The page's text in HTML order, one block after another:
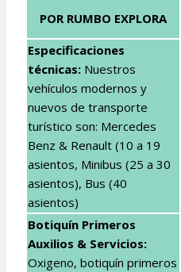
POR RUMBO EXPLORA
Especificaciones
técnicas: Nuestros
vehículos modernos y
nuevos de transporte
turístico son: Mercedes
Benz & Renault (10 a 19
asientos, Minibus (25 a 30
asientos), Bus (40
asientos)
Botiquín Primeros
Auxilios & Servicios:
Oxigeno, botiquín primeros